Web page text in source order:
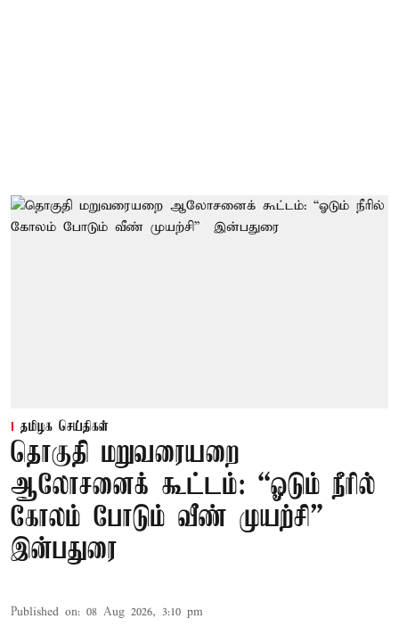
தமிழக செய்திகள்
தொகுதி மறுவரையறை
ஆலோசனைக் கூட்டம்: “ஓடும் நீரில்
கோலம் போடும் வீண் முயற்சி” –
இன்பதுரை
Published on: 08 Aug 2026, 3:10 pm